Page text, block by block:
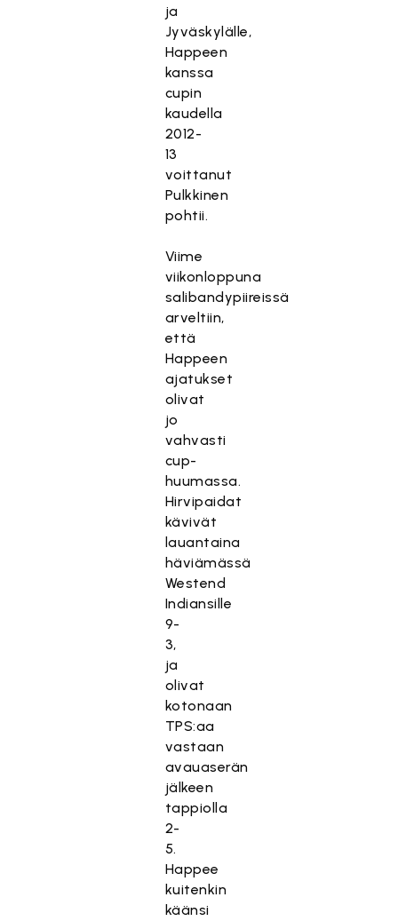
ja
Jyväskylälle,
Happeen
kanssa
cupin
kaudella
2012-
13
voittanut
Pulkkinen
pohtii.
Viime
viikonloppuna
salibandypiireissä
arveltiin,
että
Happeen
ajatukset
olivat
jo
vahvasti
cup-
huumassa.
Hirvipaidat
kävivät
lauantaina
häviämässä
Westend
Indiansille
9-
3,
ja
olivat
kotonaan
TPS:aa
vastaan
avauaserän
jälkeen
tappiolla
2-
5.
Happee
kuitenkin
käänsi